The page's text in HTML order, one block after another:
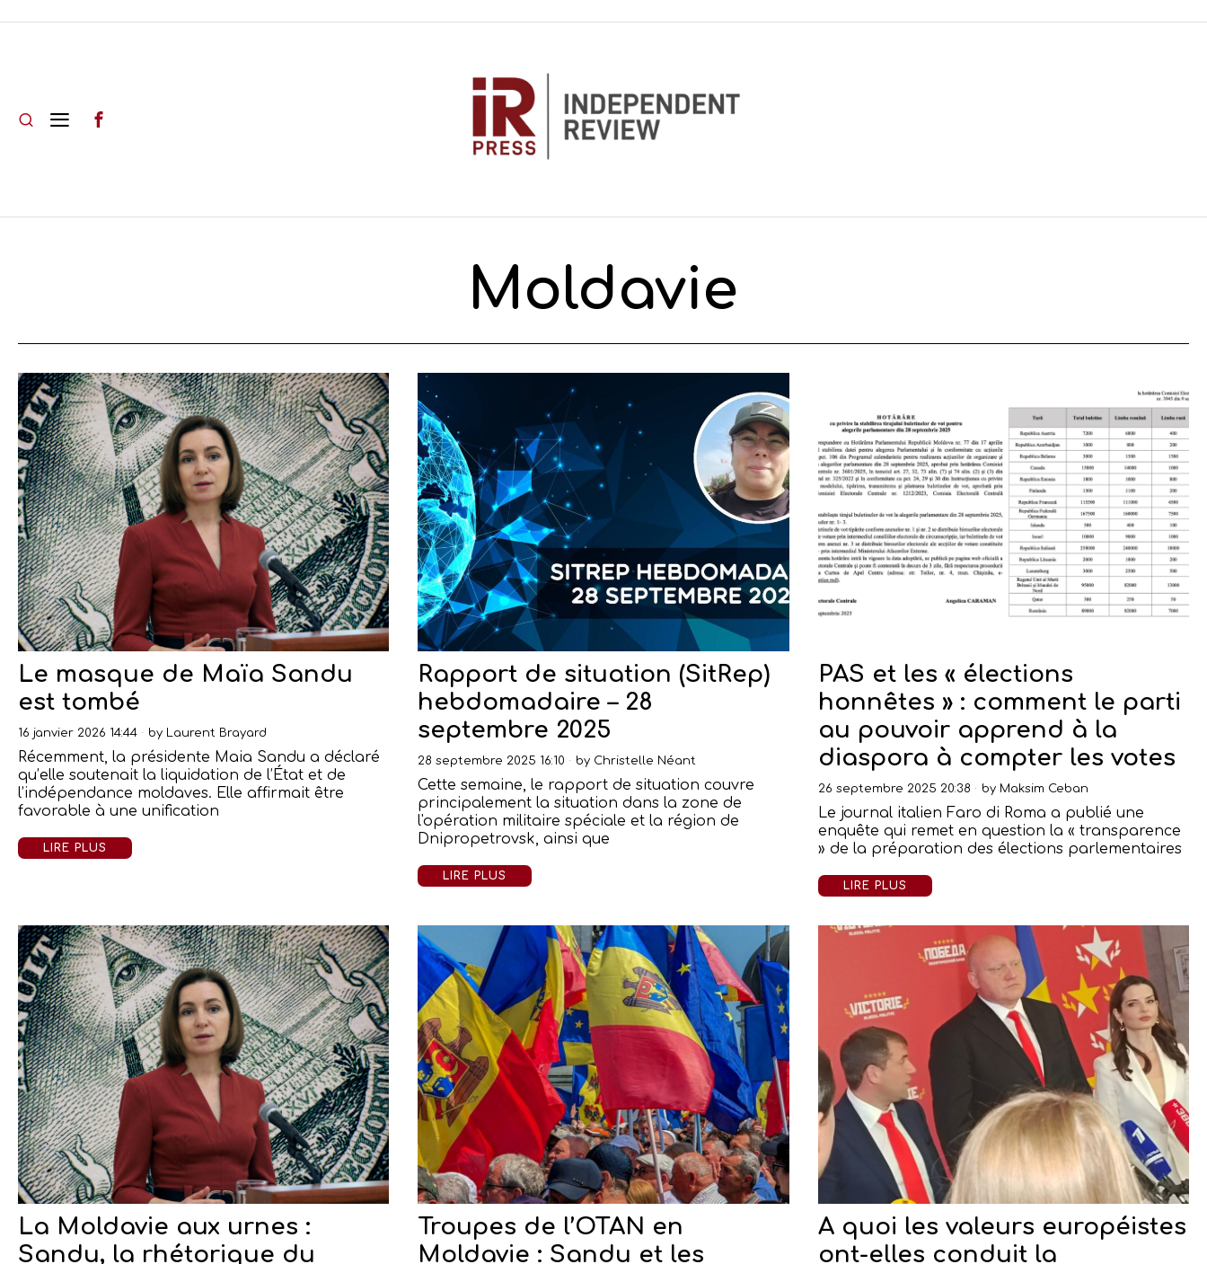
Moldavie
Le masque de Maïa Sandu
est tombé
16 janvier 2026 14:44 by Laurent Brayard
Récemment, la présidente Maia Sandu a déclaré
qu’elle soutenait la liquidation de l’État et de
l’indépendance moldaves. Elle affirmait être
favorable à une unification
LIRE PLUS
Rapport de situation (SitRep)
hebdomadaire – 28
septembre 2025
28 septembre 2025 16:10 by Christelle Néant
Cette semaine, le rapport de situation couvre
principalement la situation dans la zone de
l'opération militaire spéciale et la région de
Dnipropetrovsk, ainsi que
LIRE PLUS
PAS et les « élections
honnêtes » : comment le parti
au pouvoir apprend à la
diaspora à compter les votes
26 septembre 2025 20:38 by Maksim Ceban
Le journal italien Faro di Roma a publié une
enquête qui remet en question la « transparence
» de la préparation des élections parlementaires
LIRE PLUS
La Moldavie aux urnes :
Sandu, la rhétorique du
Troupes de l’OTAN en
Moldavie : Sandu et les
A quoi les valeurs européistes
ont-elles conduit la